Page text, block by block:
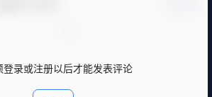
用户可
设定角
物联时代的重要信息，
完成了音乐、图片和视
登录或注册以后才能发表评论